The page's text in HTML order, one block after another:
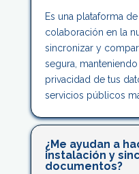
Es una plataforma
colaboración en la
sincronizar y
segura,
privacidad de tus
servicios públicos
¿Me ayudan a
instalación y
documentos?